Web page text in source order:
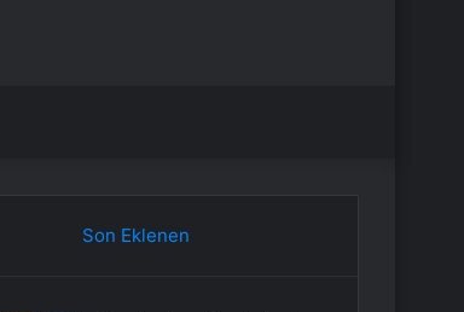
Son Eklenen